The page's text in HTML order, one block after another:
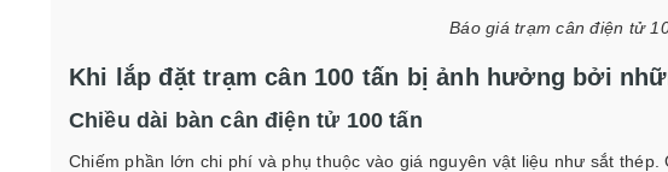
Báo giá trạm cân điện tử
Khi lắp đặt trạm cân 100 tấn bị ảnh hưởng bởi
Chiều dài bàn cân điện tử 100 tấn
Chiếm phần lớn chi phí và phụ thuộc vào giá nguyên vật liệu như sắt thép.